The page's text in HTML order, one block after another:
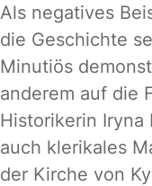
Als negatives
die Geschichte
Minutiös
anderem auf die
Historikerin Iryna
auch klerikales
der Kirche von